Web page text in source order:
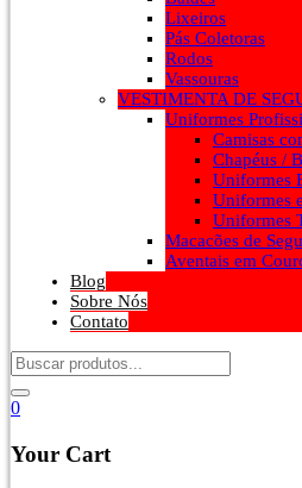
Lixeiros
Pás Coletoras
Rodos
Vassouras
VESTIMENTA DE
Uniformes
Camisas
Chapéus /
Uniformes
Uniformes
Uniformes
Macacões de
Aventais em
Blog
Sobre Nós
Contato
0
Your Cart